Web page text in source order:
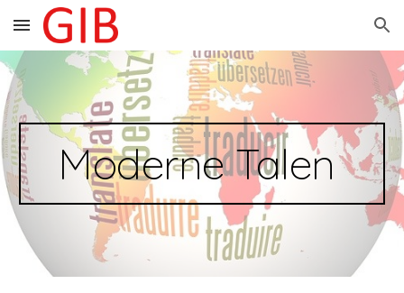
Skip to main content Skip to navigation
Moderne Talen